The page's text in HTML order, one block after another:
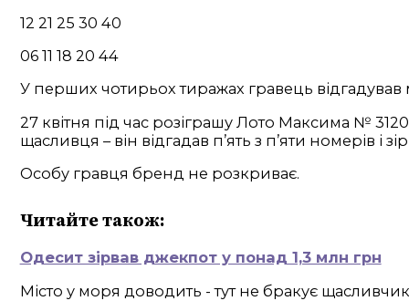
12 21 25 30 40
06 11 18 20 44
У перших чотирьох тиражах гравець
27 квітня під час розіграшу Лото Максима №
щасливця – він відгадав п’ять з п’яти номерів і
Особу гравця бренд не розкриває.
Читайте також:
Одесит зірвав джекпот у понад 1,3 млн грн
Місто у моря доводить - тут не бракує